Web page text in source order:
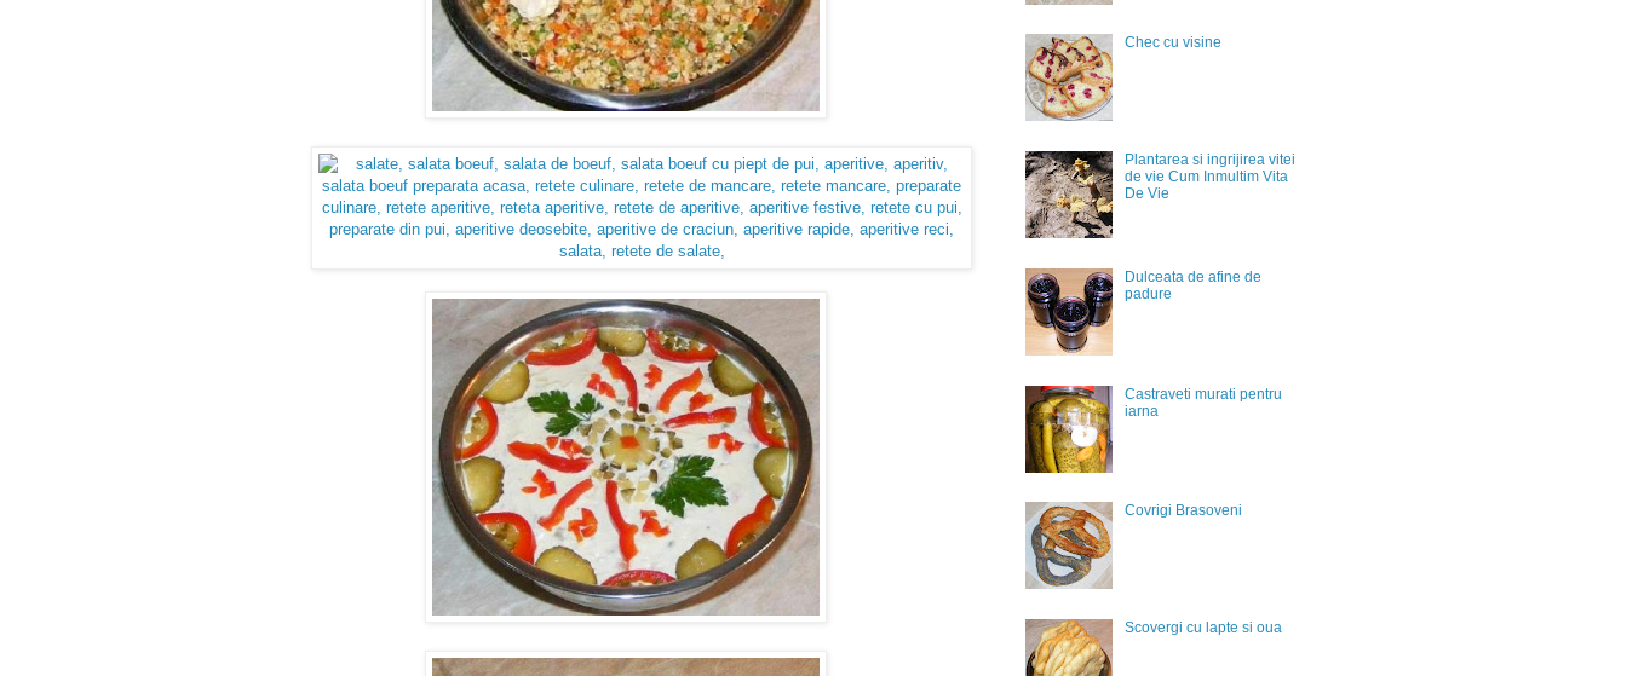
Chec cu visine
Plantarea si ingrijirea vitei
de vie Cum Inmultim Vita
De Vie
Dulceata de afine de
padure
Castraveti murati pentru
iarna
Covrigi Brasoveni
Scovergi cu lapte si oua